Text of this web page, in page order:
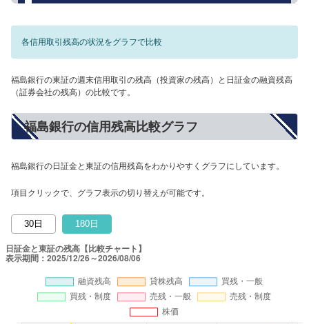
各信用取引残高の状況をグラフで比較
福島銀行の東証の週末信用取引の残高（投資家の残高）と日証金の融資残高
（証券会社の残高）の比較です。
福島銀行の信用残高比較グラフ
福島銀行の日証金と東証の信用残高をわかりやすくグラフにしています。
項目クリックで、グラフ表示の切り替えが可能です。
30日 180日